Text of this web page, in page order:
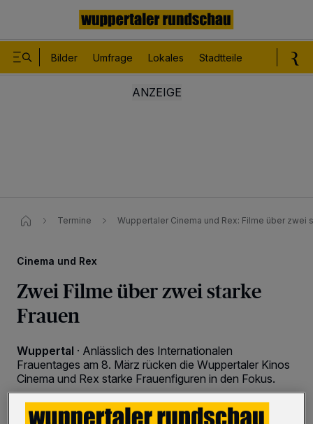
Bilder Umfrage Lokales Stadtteile
Termine Wuppertaler Cinema und Rex: Filme über zwei
Cinema und Rex
Zwei Filme über zwei starke
Frauen
Wuppertal · Anlässlich des Internationalen
Frauentages am 8. März rücken die Wuppertaler Kinos
Cinema und Rex starke Frauenfiguren in den Fokus.